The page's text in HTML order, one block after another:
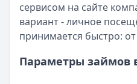
сервисом на сайте
вариант - личное
принимается быстро:
Параметры